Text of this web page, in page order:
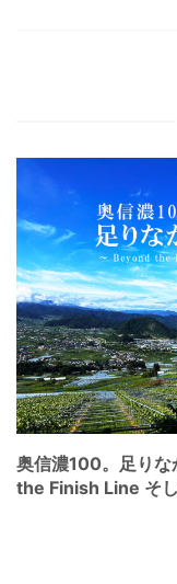
奥信濃100。足り
the Finish Line そ